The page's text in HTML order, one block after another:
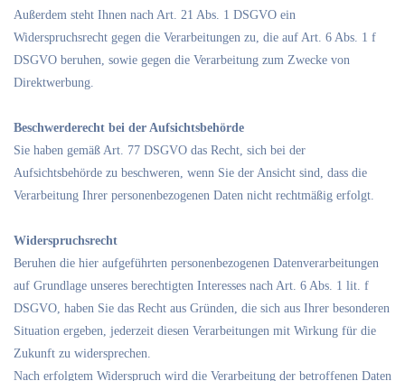
Außerdem steht Ihnen nach Art. 21 Abs. 1 DSGVO ein
Widerspruchsrecht gegen die Verarbeitungen zu, die auf Art. 6 Abs. 1 f
DSGVO beruhen, sowie gegen die Verarbeitung zum Zwecke von
Direktwerbung.
Beschwerderecht bei der Aufsichtsbehörde
Sie haben gemäß Art. 77 DSGVO das Recht, sich bei der
Aufsichtsbehörde zu beschweren, wenn Sie der Ansicht sind, dass die
Verarbeitung Ihrer personenbezogenen Daten nicht rechtmäßig erfolgt.
Widerspruchsrecht
Beruhen die hier aufgeführten personenbezogenen Datenverarbeitungen
auf Grundlage unseres berechtigten Interesses nach Art. 6 Abs. 1 lit. f
DSGVO, haben Sie das Recht aus Gründen, die sich aus Ihrer besonderen
Situation ergeben, jederzeit diesen Verarbeitungen mit Wirkung für die
Zukunft zu widersprechen.
Nach erfolgtem Widerspruch wird die Verarbeitung der betroffenen Daten